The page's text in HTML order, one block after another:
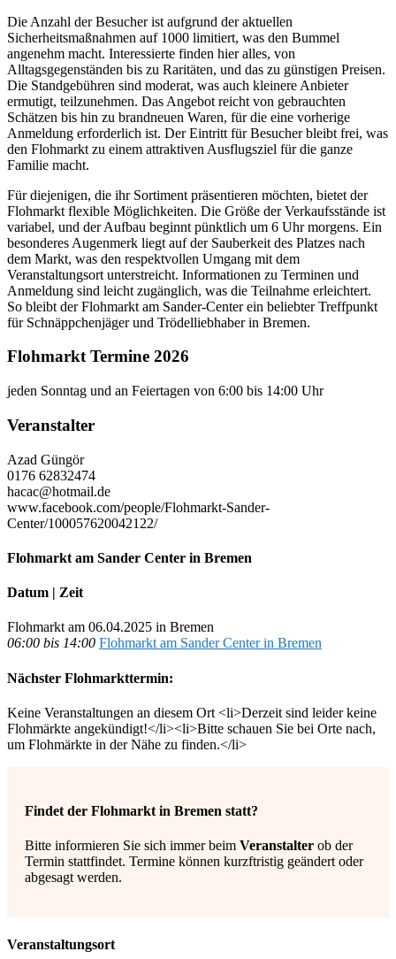
Die Anzahl der Besucher ist aufgrund der aktuellen
Sicherheitsmaßnahmen auf 1000 limitiert, was den Bummel
angenehm macht. Interessierte finden hier alles, von
Alltagsgegenständen bis zu Raritäten, und das zu günstigen Preisen.
Die Standgebühren sind moderat, was auch kleinere Anbieter
ermutigt, teilzunehmen. Das Angebot reicht von gebrauchten
Schätzen bis hin zu brandneuen Waren, für die eine vorherige
Anmeldung erforderlich ist. Der Eintritt für Besucher bleibt frei, was
den Flohmarkt zu einem attraktiven Ausflugsziel für die ganze
Familie macht.
Für diejenigen, die ihr Sortiment präsentieren möchten, bietet der
Flohmarkt flexible Möglichkeiten. Die Größe der Verkaufsstände ist
variabel, und der Aufbau beginnt pünktlich um 6 Uhr morgens. Ein
besonderes Augenmerk liegt auf der Sauberkeit des Platzes nach
dem Markt, was den respektvollen Umgang mit dem
Veranstaltungsort unterstreicht. Informationen zu Terminen und
Anmeldung sind leicht zugänglich, was die Teilnahme erleichtert.
So bleibt der Flohmarkt am Sander-Center ein beliebter Treffpunkt
für Schnäppchenjäger und Trödelliebhaber in Bremen.
Flohmarkt Termine 2026
jeden Sonntag und an Feiertagen von 6:00 bis 14:00 Uhr
Veranstalter
Azad Güngör
0176 62832474
hacac@hotmail.de
www.facebook.com/people/Flohmarkt-Sander-
Center/100057620042122/
Flohmarkt am Sander Center in Bremen
Datum | Zeit
Flohmarkt am 06.04.2025 in Bremen
06:00 bis 14:00 Flohmarkt am Sander Center in Bremen
Nächster Flohmarkttermin:
Keine Veranstaltungen an diesem Ort <li>Derzeit sind leider keine
Flohmärkte angekündigt!</li><li>Bitte schauen Sie bei Orte nach,
um Flohmärkte in der Nähe zu finden.</li>
Findet der Flohmarkt in Bremen statt?
Bitte informieren Sie sich immer beim Veranstalter ob der
Termin stattfindet. Termine können kurzftristig geändert oder
abgesagt werden.
Veranstaltungsort